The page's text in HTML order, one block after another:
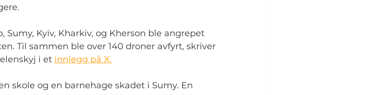
Sumy, Kyiv, Kharkiv, og Kherson ble angrepet
Til sammen ble over 140 droner avfyrt, skriver
i et innlegg på X.
skole og en barnehage skadet i Sumy. En